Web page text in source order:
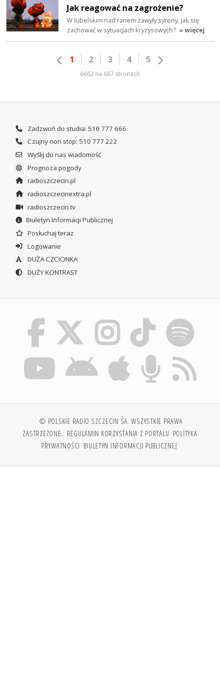
Jak reagować na zagrożenie?
W lubelskim nad ranem zawyły syreny. Jak się
zachować w sytuacjach kryzysowych? » więcej
1 2 3 4 5
6662 na 667 stronach
Zadzwoń do studia: 510 777 666
Czujny non stop: 510 777 222
Wyślij do nas wiadomość
Prognoza pogody
radioszczecin.pl
radioszczecinextra.pl
radioszczecin.tv
Biuletyn Informacji Publicznej
Posłuchaj teraz
Logowanie
DUŻA CZCIONKA
DUŻY KONTRAST
© POLSKIE RADIO SZCZECIN SA. WSZYSTKIE PRAWA
ZASTRZEŻONE. REGULAMIN KORZYSTANIA Z PORTALU POLITYKA
PRYWATNOŚCI BIULETYN INFORMACJI PUBLICZNEJ